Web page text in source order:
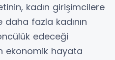
kadın girişimcilere
daha fazla kadının
edeceği
ekonomik hayata